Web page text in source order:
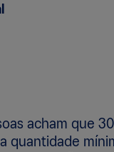
acham que
quantidade